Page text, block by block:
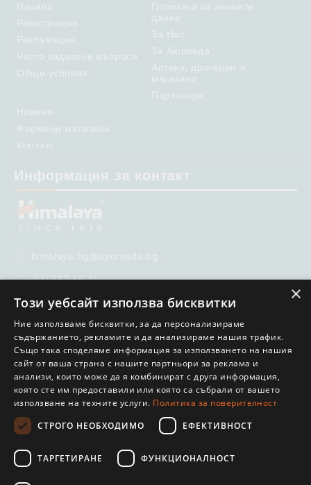
Начало
Регистрация
Рекламации
Често задавани въпроси
Общи условия
Политика за личните
данни
За Нас
За Аюрведа
Аптеки, дрогерии и
магазини
Партньори
Новини
Фирмени магазини
Контакт
Информация за контакт
himalaya.bg@ayurveda.bg
02/ 952 69 21
02/ 951 65 99
GDPR
Нашият онлайн магазин е 100% съобразен с GDPR.
Моите лични данни
×
Този уебсайт използва бисквитки
Ние използваме бисквитки, за да персонализираме
съдържанието, рекламите и да анализираме нашия трафик.
Също така споделяме информация за използването на нашия
сайт от ваша страна с нашите партньори за реклама и
анализи, които може да я комбинират с друга информация,
която сте им предоставили или която са събрали от вашето
използване на техните услуги. Политика за поверителност
СТРОГО НЕОБХОДИМО
ЕФЕКТИВНОСТ
ТАРГЕТИРАНЕ ФУНКЦИОНАЛНОСТ